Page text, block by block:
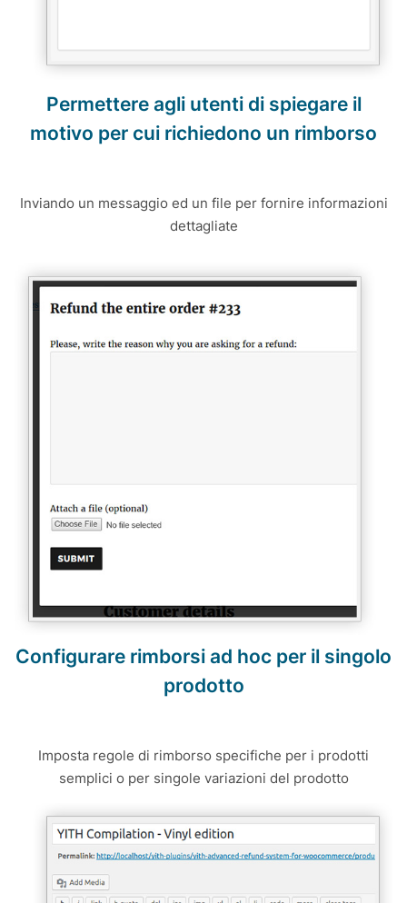
Permettere agli utenti di spiegare il
motivo per cui richiedono un rimborso
Inviando un messaggio ed un file per fornire informazioni
dettagliate
Configurare rimborsi ad hoc per il singolo
prodotto
Imposta regole di rimborso specifiche per i prodotti
semplici o per singole variazioni del prodotto